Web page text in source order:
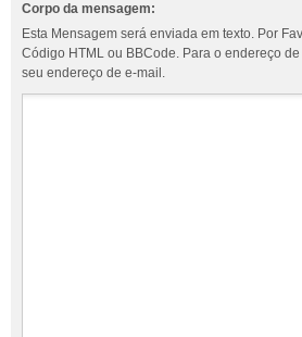
Corpo da mensagem:
Esta Mensagem será enviada em texto. Por
Código HTML ou BBCode. Para o endereço
seu endereço de e-mail.